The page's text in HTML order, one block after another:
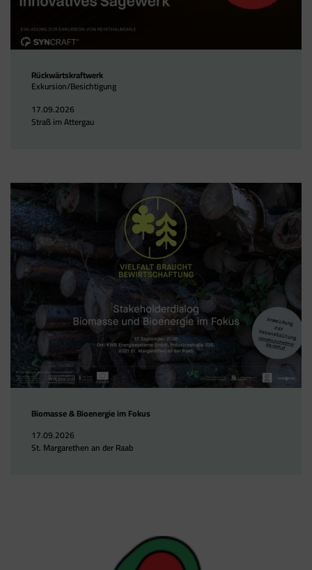
Rückwärtskraftwerk
Exkursion/Besichtigung
17.09.2026
Straß im Attergau
Biomasse & Bioenergie im Fokus
17.09.2026
St. Margarethen an der Raab